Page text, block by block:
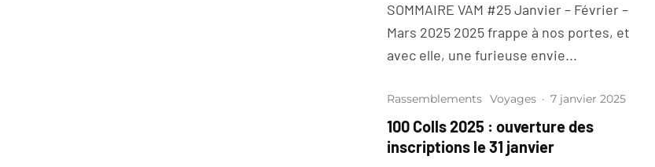
SOMMAIRE VAM #25 Janvier – Février –
Mars 2025 2025 frappe à nos portes, et
avec elle, une furieuse envie...
Rassemblements Voyages · 7 janvier 2025
100 Colls 2025 : ouverture des
inscriptions le 31 janvier